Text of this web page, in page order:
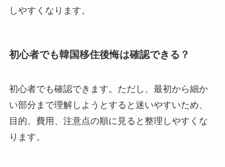
しやすくなります。
初心者でも韓国移住後悔は確認できる？
初心者でも確認できます。ただし、最初から細か
い部分まで理解しようとすると迷いやすいため、
目的、費用、注意点の順に見ると整理しやすくな
ります。